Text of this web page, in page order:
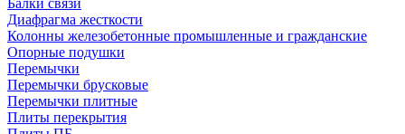
Диафрагма жесткости
Колонны железобетонные промышленные и гражданские
Опорные подушки
Перемычки
Перемычки брусковые
Перемычки плитные
Плиты перекрытия